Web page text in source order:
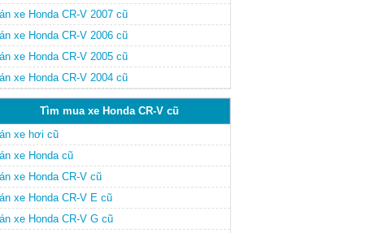
xe Honda CR-V 2007 cũ
xe Honda CR-V 2006 cũ
xe Honda CR-V 2005 cũ
xe Honda CR-V 2004 cũ
Tìm mua xe Honda CR-V cũ
xe hơi cũ
xe Honda cũ
xe Honda CR-V cũ
xe Honda CR-V E cũ
xe Honda CR-V G cũ